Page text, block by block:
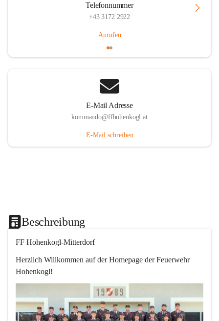
Telefonnummer
+43 3172 2922
Anrufen
E-Mail Adresse
kommando@ffhohenkogl.at
E-Mail schreiben
Beschreibung
FF Hohenkogl-Mitterdorf
Herzlich Willkommen auf der Homepage der Feuerwehr
Hohenkogl!